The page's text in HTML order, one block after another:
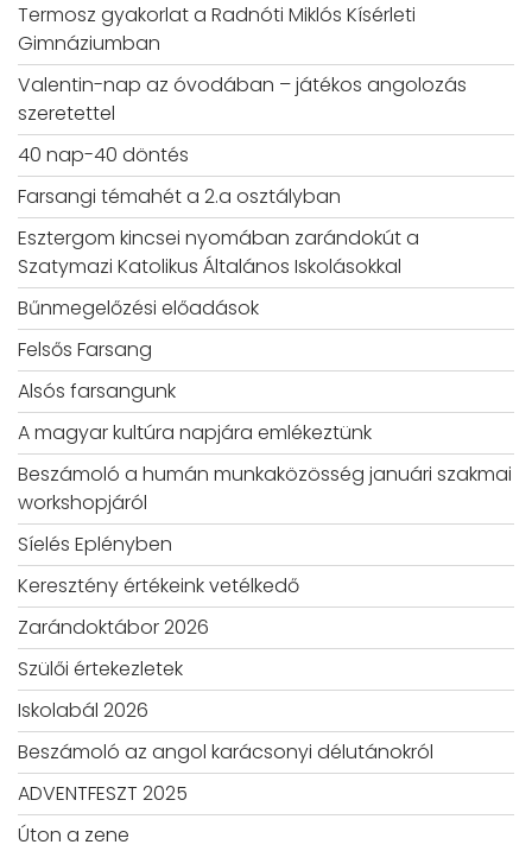
Termosz gyakorlat a Radnóti Miklós Kísérleti
Gimnáziumban
Valentin-nap az óvodában – játékos angolozás
szeretettel
40 nap-40 döntés
Farsangi témahét a 2.a osztályban
Esztergom kincsei nyomában zarándokút a
Szatymazi Katolikus Általános Iskolásokkal
Bűnmegelőzési előadások
Felsős Farsang
Alsós farsangunk
A magyar kultúra napjára emlékeztünk
Beszámoló a humán munkaközösség januári szakmai
workshopjáról
Síelés Eplényben
Keresztény értékeink vetélkedő
Zarándoktábor 2026
Szülői értekezletek
Iskolabál 2026
Beszámoló az angol karácsonyi délutánokról
ADVENTFESZT 2025
Úton a zene